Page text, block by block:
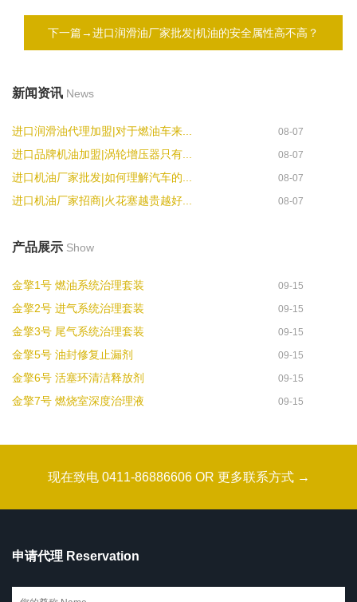
下一篇→进口润滑油厂家批发|机油的安全属性高不高？
新闻资讯 News
进口润滑油代理加盟|对于燃油车来... 08-07
进口品牌机油加盟|涡轮增压器只有... 08-07
进口机油厂家批发|如何理解汽车的... 08-07
进口机油厂家招商|火花塞越贵越好... 08-07
产品展示 Show
金擎1号 燃油系统治理套装 09-15
金擎2号 进气系统治理套装 09-15
金擎3号 尾气系统治理套装 09-15
金擎5号 油封修复止漏剂 09-15
金擎6号 活塞环清洁释放剂 09-15
金擎7号 燃烧室深度治理液 09-15
现在致电 0411-86886606 OR 更多联系方式 →
申请代理 Reservation